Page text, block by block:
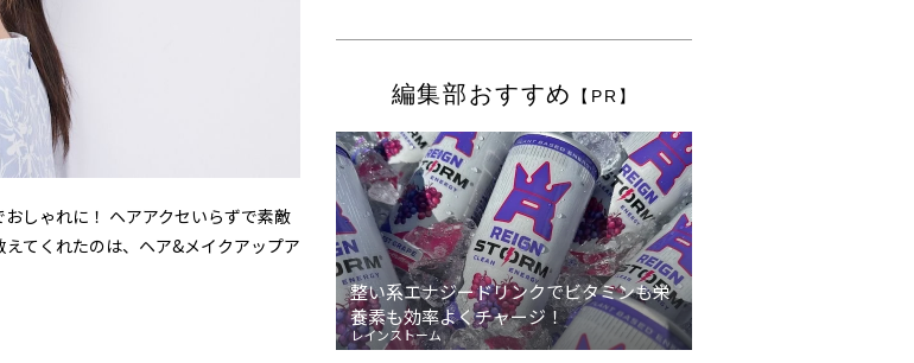
しゃれに！ ヘアアクセいらずで素敵
てくれたのは、ヘア&メイクアップア
編集部おすすめ 【PR】
整い系エナジードリンクでビタミンも栄
養素も効率よくチャージ！
レインストーム